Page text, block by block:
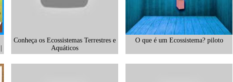
Conheça os Ecossistemas Terrestres e
Aquáticos
O que é um Ecossistema? piloto